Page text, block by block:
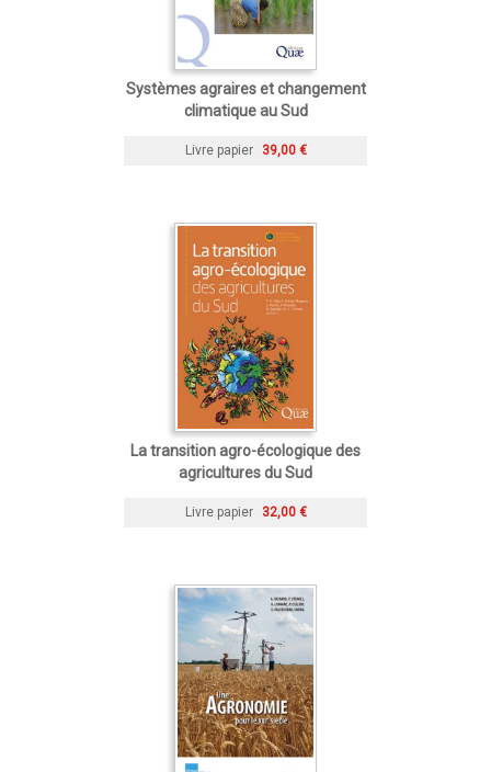
Systèmes agraires et changement
climatique au Sud
Livre papier 39,00 €
La transition agro-écologique des
agricultures du Sud
Livre papier 32,00 €